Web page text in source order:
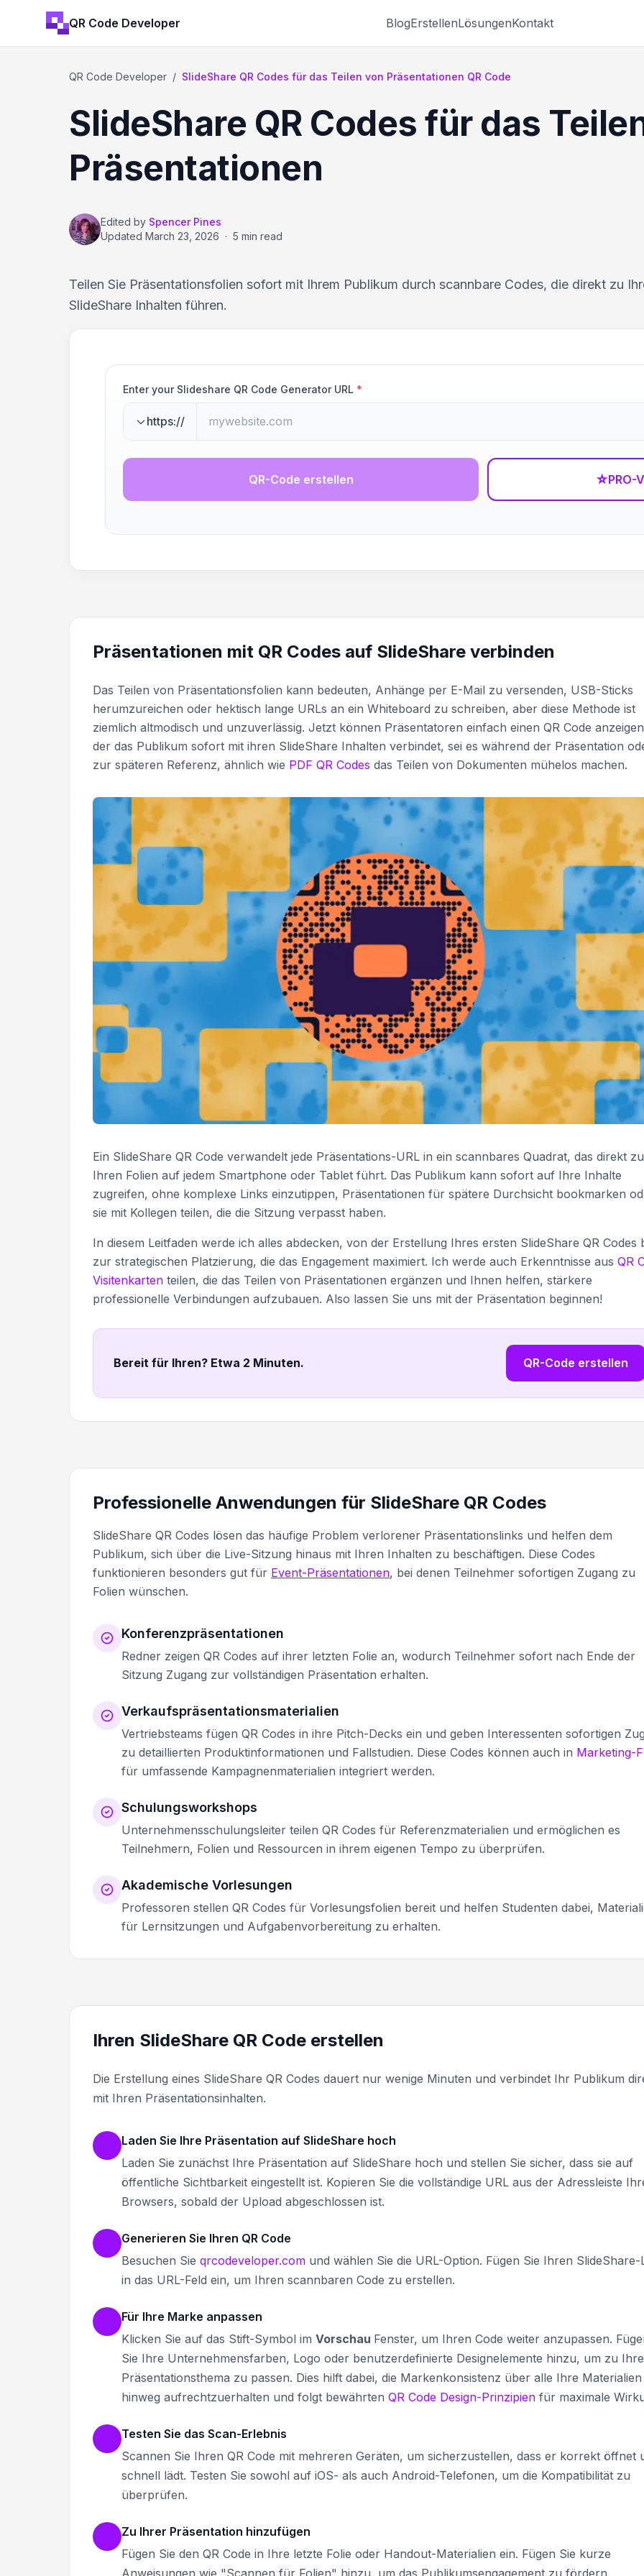
QR Code Developer BlogErstellenLösungenKontakt
QR Code Developer / SlideShare QR Codes für das Teilen von Präsentationen QR Code
SlideShare QR Codes für das
Präsentationen
Edited by Spencer Pines
Updated March 23, 2026 · 5 min read
Teilen Sie Präsentationsfolien sofort mit Ihrem Publikum durch scannbare Codes, die direkt zu
SlideShare Inhalten führen.
Enter your Slideshare QR Code Generator URL *
https://
QR-Code erstellen ☆PRO-
Präsentationen mit QR Codes auf SlideShare verbinden
Das Teilen von Präsentationsfolien kann bedeuten, Anhänge per E-Mail zu versenden, USB-Sticks
herumzureichen oder hektisch lange URLs an ein Whiteboard zu schreiben, aber diese Methode ist
ziemlich altmodisch und unzuverlässig. Jetzt können Präsentatoren einfach einen QR Code
der das Publikum sofort mit ihren SlideShare Inhalten verbindet, sei es während der Präsentation
zur späteren Referenz, ähnlich wie PDF QR Codes das Teilen von Dokumenten mühelos machen.
Ein SlideShare QR Code verwandelt jede Präsentations-URL in ein scannbares Quadrat, das direkt zu
Ihren Folien auf jedem Smartphone oder Tablet führt. Das Publikum kann sofort auf Ihre Inhalte
zugreifen, ohne komplexe Links einzutippen, Präsentationen für spätere Durchsicht bookmarken
sie mit Kollegen teilen, die die Sitzung verpasst haben.
In diesem Leitfaden werde ich alles abdecken, von der Erstellung Ihres ersten SlideShare QR Codes
zur strategischen Platzierung, die das Engagement maximiert. Ich werde auch Erkenntnisse aus QR
Visitenkarten teilen, die das Teilen von Präsentationen ergänzen und Ihnen helfen, stärkere
professionelle Verbindungen aufzubauen. Also lassen Sie uns mit der Präsentation beginnen!
Bereit für Ihren? Etwa 2 Minuten. QR-Code erstellen
Professionelle Anwendungen für SlideShare QR Codes
SlideShare QR Codes lösen das häufige Problem verlorener Präsentationslinks und helfen dem
Publikum, sich über die Live-Sitzung hinaus mit Ihren Inhalten zu beschäftigen. Diese Codes
funktionieren besonders gut für Event-Präsentationen, bei denen Teilnehmer sofortigen Zugang zu
Folien wünschen.
Konferenzpräsentationen
Redner zeigen QR Codes auf ihrer letzten Folie an, wodurch Teilnehmer sofort nach Ende der
Sitzung Zugang zur vollständigen Präsentation erhalten.
Verkaufspräsentationsmaterialien
Vertriebsteams fügen QR Codes in ihre Pitch-Decks ein und geben Interessenten sofortigen
zu detaillierten Produktinformationen und Fallstudien. Diese Codes können auch in Marketing-
für umfassende Kampagnenmaterialien integriert werden.
Schulungsworkshops
Unternehmensschulungsleiter teilen QR Codes für Referenzmaterialien und ermöglichen es
Teilnehmern, Folien und Ressourcen in ihrem eigenen Tempo zu überprüfen.
Akademische Vorlesungen
Professoren stellen QR Codes für Vorlesungsfolien bereit und helfen Studenten dabei,
für Lernsitzungen und Aufgabenvorbereitung zu erhalten.
Ihren SlideShare QR Code erstellen
Die Erstellung eines SlideShare QR Codes dauert nur wenige Minuten und verbindet Ihr Publikum
mit Ihren Präsentationsinhalten.
Laden Sie Ihre Präsentation auf SlideShare hoch
Laden Sie zunächst Ihre Präsentation auf SlideShare hoch und stellen Sie sicher, dass sie auf
öffentliche Sichtbarkeit eingestellt ist. Kopieren Sie die vollständige URL aus der Adressleiste
Browsers, sobald der Upload abgeschlossen ist.
Generieren Sie Ihren QR Code
Besuchen Sie qrcodeveloper.com und wählen Sie die URL-Option. Fügen Sie Ihren SlideShare-
in das URL-Feld ein, um Ihren scannbaren Code zu erstellen.
Für Ihre Marke anpassen
Klicken Sie auf das Stift-Symbol im Vorschau Fenster, um Ihren Code weiter anzupassen.
Sie Ihre Unternehmensfarben, Logo oder benutzerdefinierte Designelemente hinzu, um zu
Präsentationsthema zu passen. Dies hilft dabei, die Markenkonsistenz über alle Ihre Materialien
hinweg aufrechtzuerhalten und folgt bewährten QR Code Design-Prinzipien für maximale
Testen Sie das Scan-Erlebnis
Scannen Sie Ihren QR Code mit mehreren Geräten, um sicherzustellen, dass er korrekt öffnet
schnell lädt. Testen Sie sowohl auf iOS- als auch Android-Telefonen, um die Kompatibilität zu
überprüfen.
Zu Ihrer Präsentation hinzufügen
Fügen Sie den QR Code in Ihre letzte Folie oder Handout-Materialien ein. Fügen Sie kurze